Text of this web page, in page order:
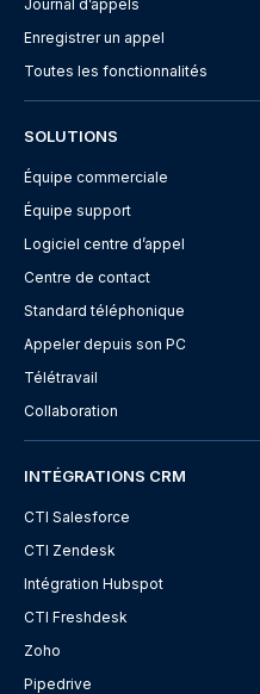
Journal d’appels
Enregistrer un appel
Toutes les fonctionnalités
SOLUTIONS
Équipe commerciale
Équipe support
Logiciel centre d’appel
Centre de contact
Standard téléphonique
Appeler depuis son PC
Télétravail
Collaboration
INTÉGRATIONS CRM
CTI Salesforce
CTI Zendesk
Intégration Hubspot
CTI Freshdesk
Zoho
Pipedrive